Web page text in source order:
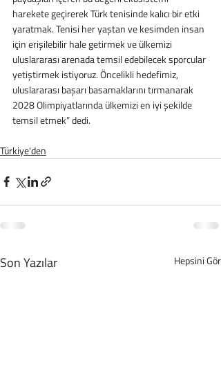
harekete geçirerek Türk tenisinde kalıcı bir etki
yaratmak. Tenisi her yaştan ve kesimden insan
için erişilebilir hale getirmek ve ülkemizi
uluslararası arenada temsil edebilecek sporcular
yetiştirmek istiyoruz. Öncelikli hedefimiz,
uluslararası başarı basamaklarını tırmanarak
2028 Olimpiyatlarında ülkemizi en iyi şekilde
temsil etmek” dedi.
Türkiye'den
Son Yazılar Hepsini Gör